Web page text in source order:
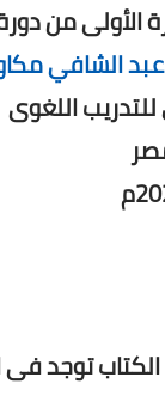
الأولى من
الشافي
اللغوى
توجد